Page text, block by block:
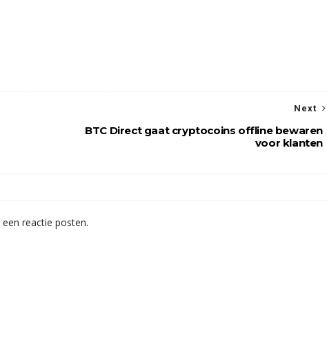
Next
BTC Direct gaat cryptocoins offline bewaren
voor klanten
reactie posten.